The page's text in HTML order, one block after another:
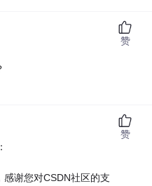
赞
谢您对CSDN社区的支
赞